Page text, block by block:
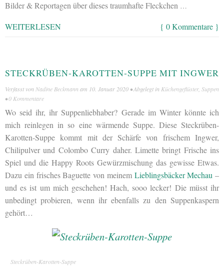
Bilder & Reportagen über dieses traumhafte Fleckchen …
WEITERLESEN { 0 Kommentare }
STECKRÜBEN-KAROTTEN-SUPPE MIT INGWER
Verfasst von Nadine Beckmann am 10. Januar 2020 • Abgelegt in Küchengeflüster, Suppen
•0 Kommentare
Wo seid ihr, ihr Suppenliebhaber? Gerade im Winter könnte ich
mich reinlegen in so eine wärmende Suppe. Diese Steckrüben-
Karotten-Suppe kommt mit der Schärfe von frischem Ingwer,
Chilipulver und Colombo Curry daher. Limette bringt Frische ins
Spiel und die Happy Roots Gewürzmischung das gewisse Etwas.
Dazu ein frisches Baguette von meinem Lieblingsbäcker Mechau –
und es ist um mich geschehen! Hach, sooo lecker! Die müsst ihr
unbedingt probieren, wenn ihr ebenfalls zu den Suppenkaspern
gehört…
Steckrüben-Karotten-Suppe